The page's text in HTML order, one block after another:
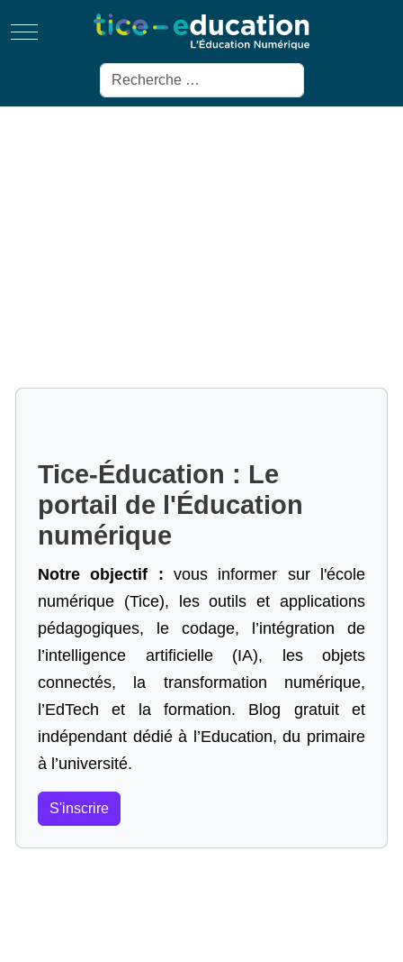
Mobile Menu Toggle
Rechercher
Tice-Éducation : Le
portail de l'Éducation
numérique
Notre objectif : vous informer sur l'école
numérique (Tice), les outils et applications
pédagogiques, le codage,
l’intégration de
l’intelligence artificielle (IA), les objets
connectés, la transformation numérique,
l’EdTech et la formation. Blog gratuit et
indépendant dédié à l’Education, du primaire
à l’université.
S'inscrire